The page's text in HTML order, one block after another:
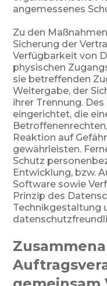
angemessenes
Zu den
Sicherung der
Verfügbarkeit von
physischen
sie betreffenden
Weitergabe, der
ihrer Trennung.
eingerichtet, die
Reaktion auf
gewährleisten.
Schutz
Entwicklung, bzw.
Software sowie
Prinzip des
Technikgestaltung